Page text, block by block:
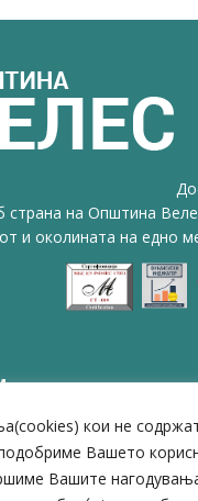
кои не
Вашето
Вашите
страна на Општина
и околината на едно
на локална
плански
„Дервен“